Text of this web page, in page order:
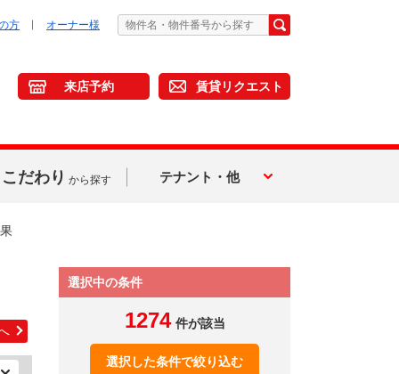
方 オーナー様
来店予約 賃貸リクエスト
こだわり から探す テナント・他
選択中の条件
1274 件が該当
選択した条件で絞り込む